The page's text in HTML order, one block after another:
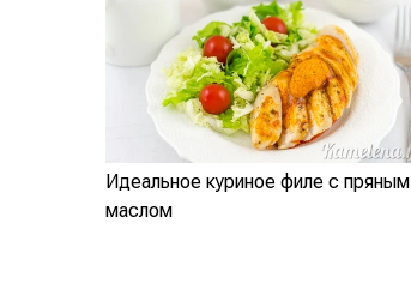
Идеальное куриное филе с пряным
маслом